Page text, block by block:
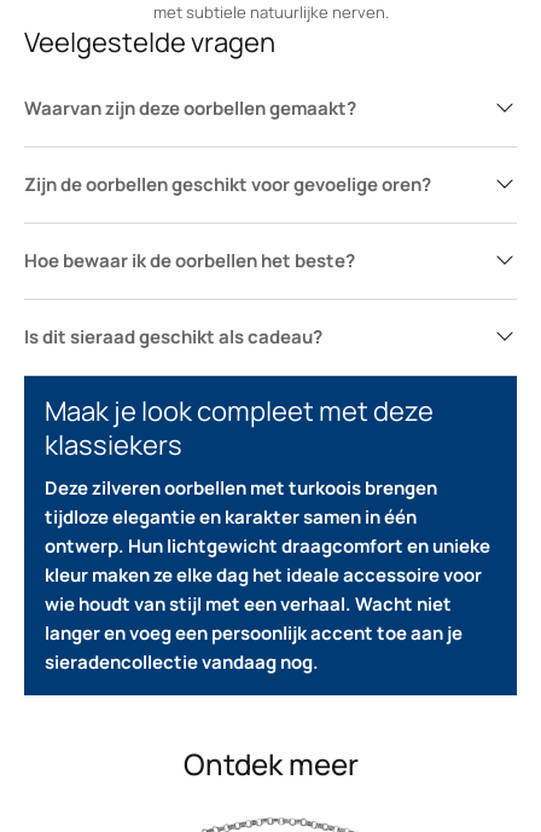
met subtiele natuurlijke nerven.
Veelgestelde vragen
Waarvan zijn deze oorbellen gemaakt?
Zijn de oorbellen geschikt voor gevoelige oren?
Hoe bewaar ik de oorbellen het beste?
Is dit sieraad geschikt als cadeau?
Maak je look compleet met deze
klassiekers
Deze zilveren oorbellen met turkoois brengen
tijdloze elegantie en karakter samen in één
ontwerp. Hun lichtgewicht draagcomfort en unieke
kleur maken ze elke dag het ideale accessoire voor
wie houdt van stijl met een verhaal.Wacht niet
langer en voeg een persoonlijk accent toe aan je
sieradencollectie vandaag nog.
Ontdek meer